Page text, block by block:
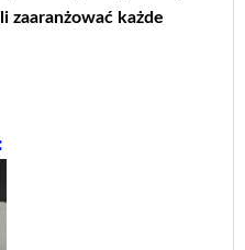
zaaranżować każde